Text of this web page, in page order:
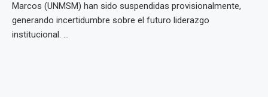
Marcos (UNMSM) han sido suspendidas provisionalmente,
generando incertidumbre sobre el futuro liderazgo
institucional. ...